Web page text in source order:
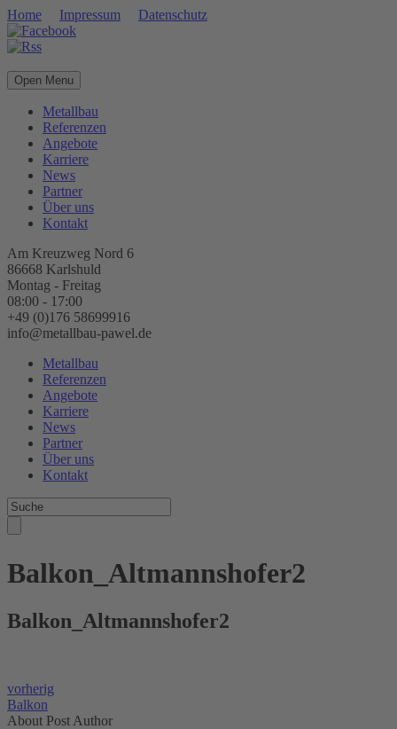
Home Impressum Datenschutz
Open Menu
Metallbau
Referenzen
Angebote
Karriere
News
Partner
Über uns
Kontakt
Am Kreuzweg Nord 6
86668 Karlshuld
Montag - Freitag
08:00 - 17:00
+49 (0)176 58699916
info@metallbau-pawel.de
Metallbau
Referenzen
Angebote
Karriere
News
Partner
Über uns
Kontakt
Balkon_Altmannshofer2
Balkon_Altmannshofer2
vorherig
Balkon
About Post Author